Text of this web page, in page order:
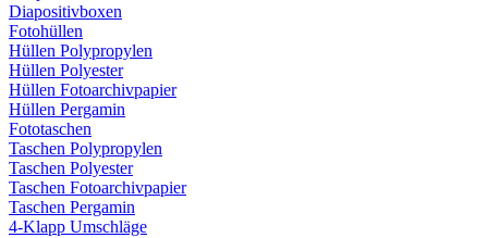
Diapositivboxen
Fotohüllen
Hüllen Polypropylen
Hüllen Polyester
Hüllen Fotoarchivpapier
Hüllen Pergamin
Fototaschen
Taschen Polypropylen
Taschen Polyester
Taschen Fotoarchivpapier
Taschen Pergamin
4-Klapp Umschläge